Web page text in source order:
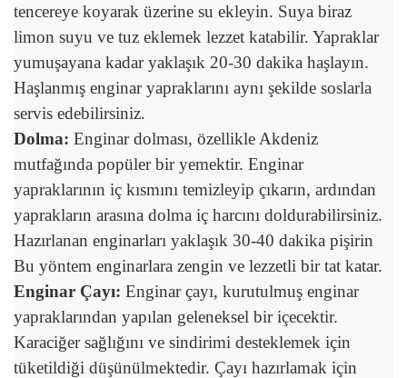
tencereye koyarak üzerine su ekleyin. Suya biraz
limon suyu ve tuz eklemek lezzet katabilir. Yapraklar
yumuşayana kadar yaklaşık 20-30 dakika haşlayın.
Haşlanmış enginar yapraklarını aynı şekilde soslarla
servis edebilirsiniz.
Dolma: Enginar dolması, özellikle Akdeniz
mutfağında popüler bir yemektir. Enginar
yapraklarının iç kısmını temizleyip çıkarın, ardından
yaprakların arasına dolma iç harcını doldurabilirsiniz.
Hazırlanan enginarları yaklaşık 30-40 dakika pişirin
Bu yöntem enginarlara zengin ve lezzetli bir tat katar.
Enginar Çayı: Enginar çayı, kurutulmuş enginar
yapraklarından yapılan geleneksel bir içecektir.
Karaciğer sağlığını ve sindirimi desteklemek için
tüketildiği düşünülmektedir. Çayı hazırlamak için